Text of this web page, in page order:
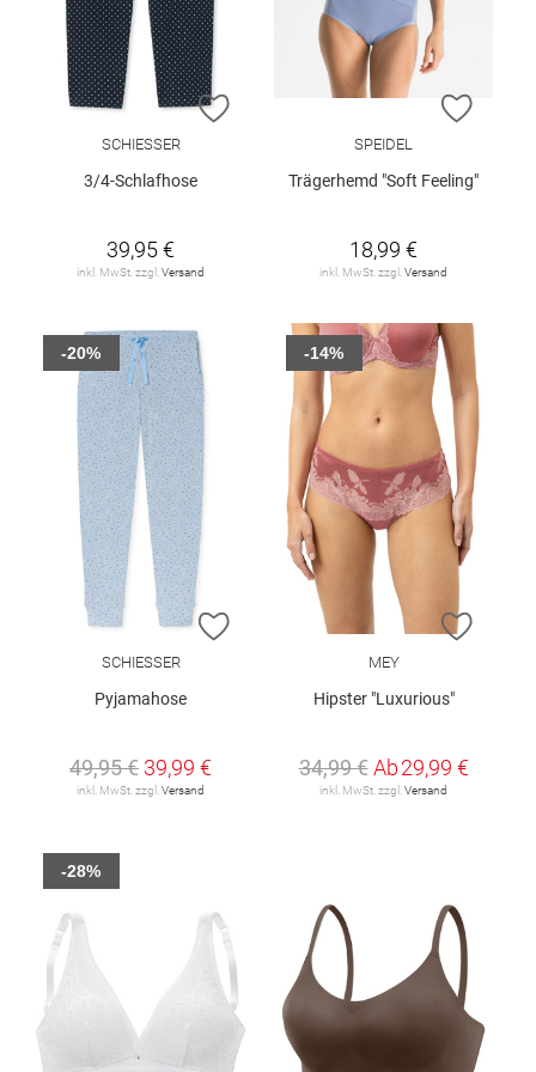
ZUR WUNSCHLISTE HINZUFÜGEN
SCHIESSER
3/4-Schlafhose
39,95 €
inkl. MwSt. zzgl. Versand
ZUR
SPEIDEL
Trägerhemd "Soft Feeling"
18,99 €
inkl. MwSt. zzgl. Versand
ZUR WUNSCHLISTE HINZUFÜGEN
SCHIESSER
Pyjamahose
49,95 € 39,99 €
inkl. MwSt. zzgl. Versand
-20%
ZUR
MEY
Hipster "Luxurious"
34,99 € Ab29,99 €
inkl. MwSt. zzgl. Versand
-14%
-28%